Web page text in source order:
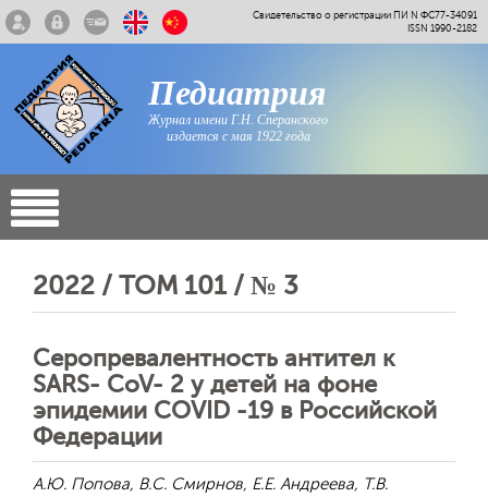
Свидетельство о регистрации ПИ N ФС77-34091
ISSN 1990-2182
Педиатрия
Журнал имени Г.Н. Сперанского
издается с мая 1922 года
2022 / ТОМ 101 / № 3
Серопревалентность антител к
SARS- CoV- 2 у детей на фоне
эпидемии COVID -19 в Российской
Федерации
А.Ю. Попова, В.С. Смирнов, Е.Е. Андреева, Т.В.